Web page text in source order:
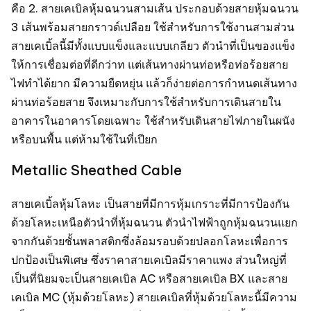
คือ 2. สายเคเบิลหุ้มฉนวนสามเส้น ประกอบด้วยสายหุ้มฉนวน
3 เส้นพร้อมสายกราวด์เปลือย ใช้สำหรับการใช้งานสามส่วน
สายเคเบิ้ลนี้มีทั้งแบบแข็งและแบบเกลียว ตัวนำที่เป็นของแข็ง
ให้การเชื่อมต่อที่ดีกว่าท แต่เส้นทางผ่านท่อหรือท่อร้อยสาย
ไฟทำได้ยาก มีความยืดหยุ่น แล้วก็ง่ายต่อการกำหนดเส้นทาง
ผ่านท่อร้อยสาย จึงเหมาะกับการใช้สำหรับการเดินสายใน
อาคารในอาคารโดยเฉพาะ ใช้สำหรับเดินสายไฟภายในผนัง
หรือบนพื้น แต่ห้ามใช้ในที่เปียก
Metallic Sheathed Cable
สายเคเบิ้ลหุ้มโลหะ เป็นสายที่มีการหุ้มเกราะที่มีการป้องกัน
ด้วยโลหะเหนือตัวนำที่หุ้มฉนวน ตัวนำไฟฟ้าถูกหุ้มฉนวนแยก
จากกันด้วยชั้นพลาสติกซึ่งล้อมรอบด้วยปลอกโลหะเพื่อการ
ปกป้องเป็นพิเศษ ซึ่งราคาสายเคเบิลมีราคาแพง ส่วนใหญ่ที่
เป็นที่นิยมจะเป็นสายเคเบิล AC หรือสายเคเบิล BX และสาย
เคเบิล MC (หุ้มด้วยโลหะ) สายเคเบิลที่หุ้มด้วยโลหะนี้มีความ